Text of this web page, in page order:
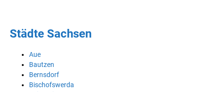
Städte Sachsen
Aue
Bautzen
Bernsdorf
Bischofswerda